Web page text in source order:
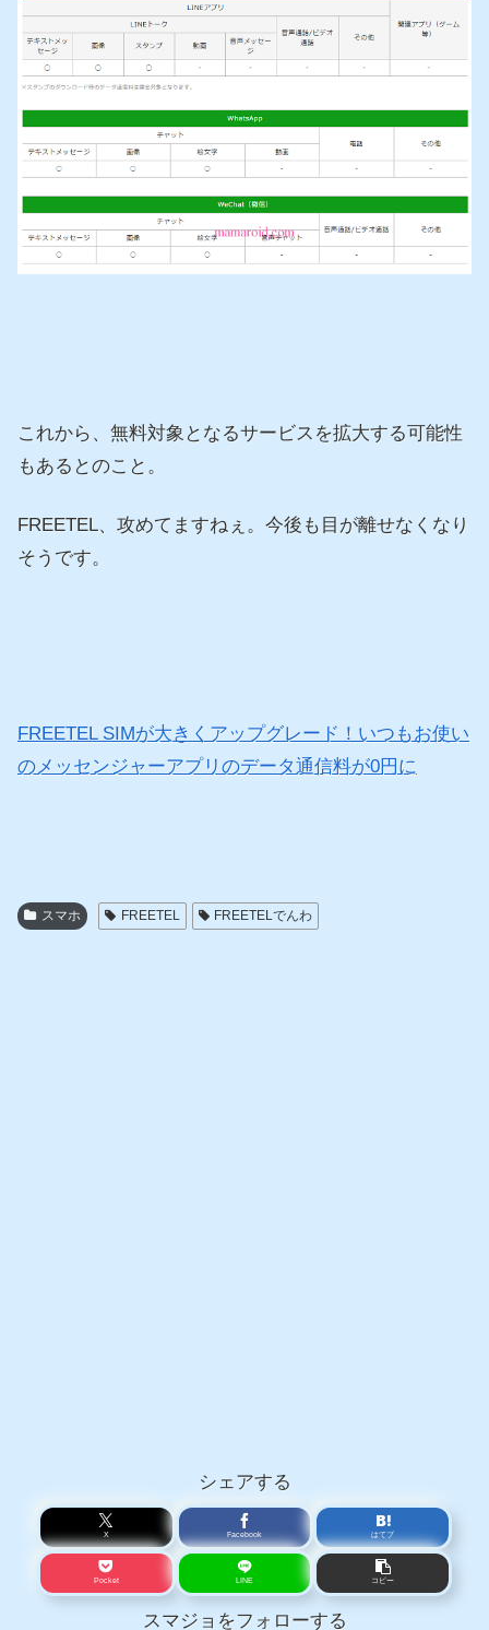
これから、無料対象となるサービスを拡大する可能性
もあるとのこと。
FREETEL、攻めてますねぇ。今後も目が離せなくなり
そうです。
FREETEL SIMが大きくアップグレード！いつもお使い
のメッセンジャーアプリのデータ通信料が0円に
スマホ FREETEL FREETELでんわ
シェアする
X Facebook はてブ
Pocket LINE コピー
スマジョをフォローする